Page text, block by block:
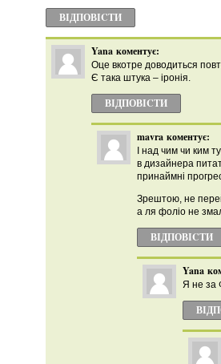
ВІДПОВІCТИ
Yana коментує:
Оце вкотре доводиться
Є така штука – іронія.
ВІДПОВІCТИ
mavra коментує:
І над чим чи ким
в дизайнера
принаймні
Зрештою, не
а ля фоліо не
ВІДПОВІCТИ
Yana
Я не за